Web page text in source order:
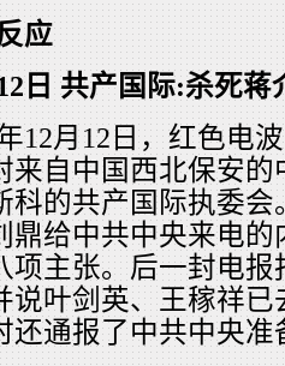
应
日 共产国际:杀死蒋
12月12日，红色电
来自中国西北保安
科的共产国际执委
鼎给中共中央来电
项主张。后一封电
说叶剑英、王稼祥
还通报了中共中央